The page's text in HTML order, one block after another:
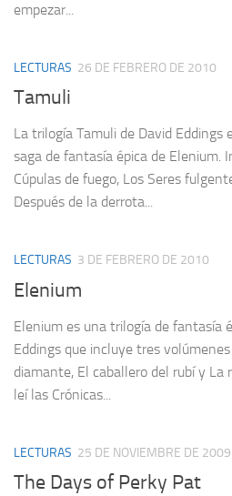
empezar...
LECTURAS 26 DE FEBRERO DE 2010
Tamuli
La trilogía Tamuli de David Eddings
saga de fantasía épica de Elenium.
Cúpulas de fuego, Los Seres
Después de la derrota...
LECTURAS 3 DE FEBRERO DE 2010
Elenium
Elenium es una trilogía de fantasía
Eddings que incluye tres
diamante, El caballero del rubí y La
leí las Crónicas...
LECTURAS 25 DE NOVIEMBRE DE 2009
The Days of Perky Pat